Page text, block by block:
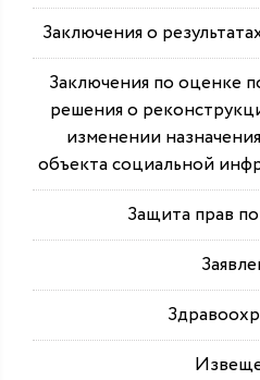
Заключения о
Заключения по оценке
решения о
изменении
объекта социальной
Защита прав